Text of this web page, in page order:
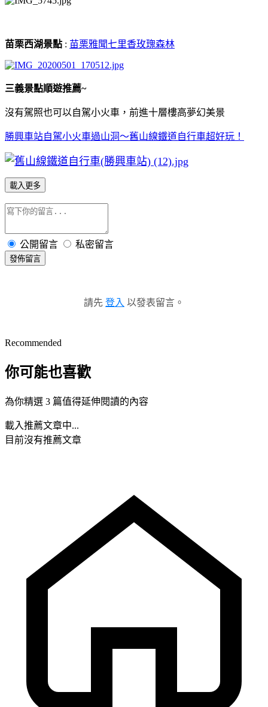
苗栗西湖景點 : 苗栗雅聞七里香玫瑰森林
三義景點順遊推薦~
沒有駕照也可以自駕小火車，前進十層樓高夢幻美景
勝興車站自駕小火車過山洞～舊山線鐵道自行車超好玩！
載入更多
公開留言 私密留言
發佈留言
請先 登入 以發表留言。
Recommended
你可能也喜歡
為你精選 3 篇值得延伸閱讀的內容
載入推薦文章中...
目前沒有推薦文章